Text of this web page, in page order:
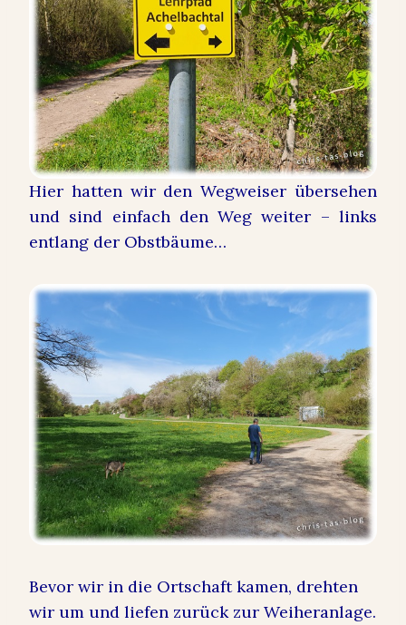
Hier hatten wir den Wegweiser übersehen
und sind einfach den Weg weiter – links
entlang der Obstbäume…
Bevor wir in die Ortschaft kamen, drehten
wir um und liefen zurück zur Weiheranlage.